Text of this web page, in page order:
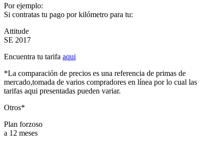
Por ejemplo:
Si contratas tu pago por kilómetro para tu:
Attitude
SE 2017
Encuentra tu tarifa aqui
*La comparación de precios es una referencia de primas de
mercado,tomada de varios compradores en línea por lo cual las
tarifas aqui presentadas pueden variar.
Otros*
Plan forzoso
a 12 meses